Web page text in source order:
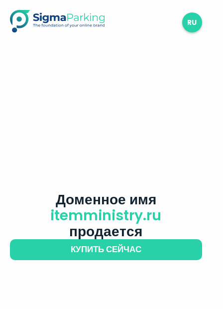
RU
Доменное имя
itemministry.ru
продается
КУПИТЬ СЕЙЧАС